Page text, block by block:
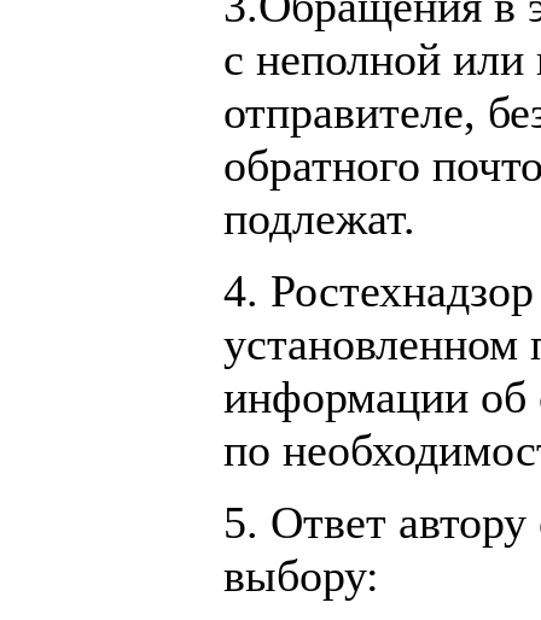
с неполной
отправителе,
обратного
подлежат.
4.
установленном
информации об
по
5. Ответ
выбору: